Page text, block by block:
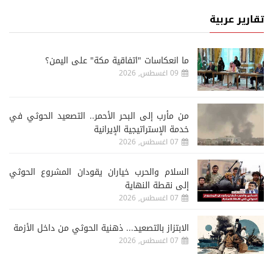
تقارير عربية
ما انعكاسات "اتفاقية مكة" على اليمن؟
09 اغسطس, 2026
من مأرب إلى البحر الأحمر.. التصعيد الحوثي في
خدمة الإستراتيجية الإيرانية
07 اغسطس, 2026
السلام والحرب خياران يقودان المشروع الحوثي
إلى نقطة النهاية
07 اغسطس, 2026
الابتزاز بالتصعيد... ذهنية الحوثي من داخل الأزمة
07 اغسطس, 2026